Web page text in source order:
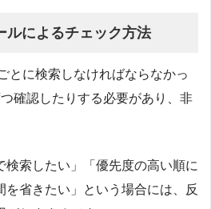
によるチェック方法
とに検索しなければならなかっ
確認したりする必要があり、非
検索したい」「優先度の高い順に
省きたい」という場合には、反